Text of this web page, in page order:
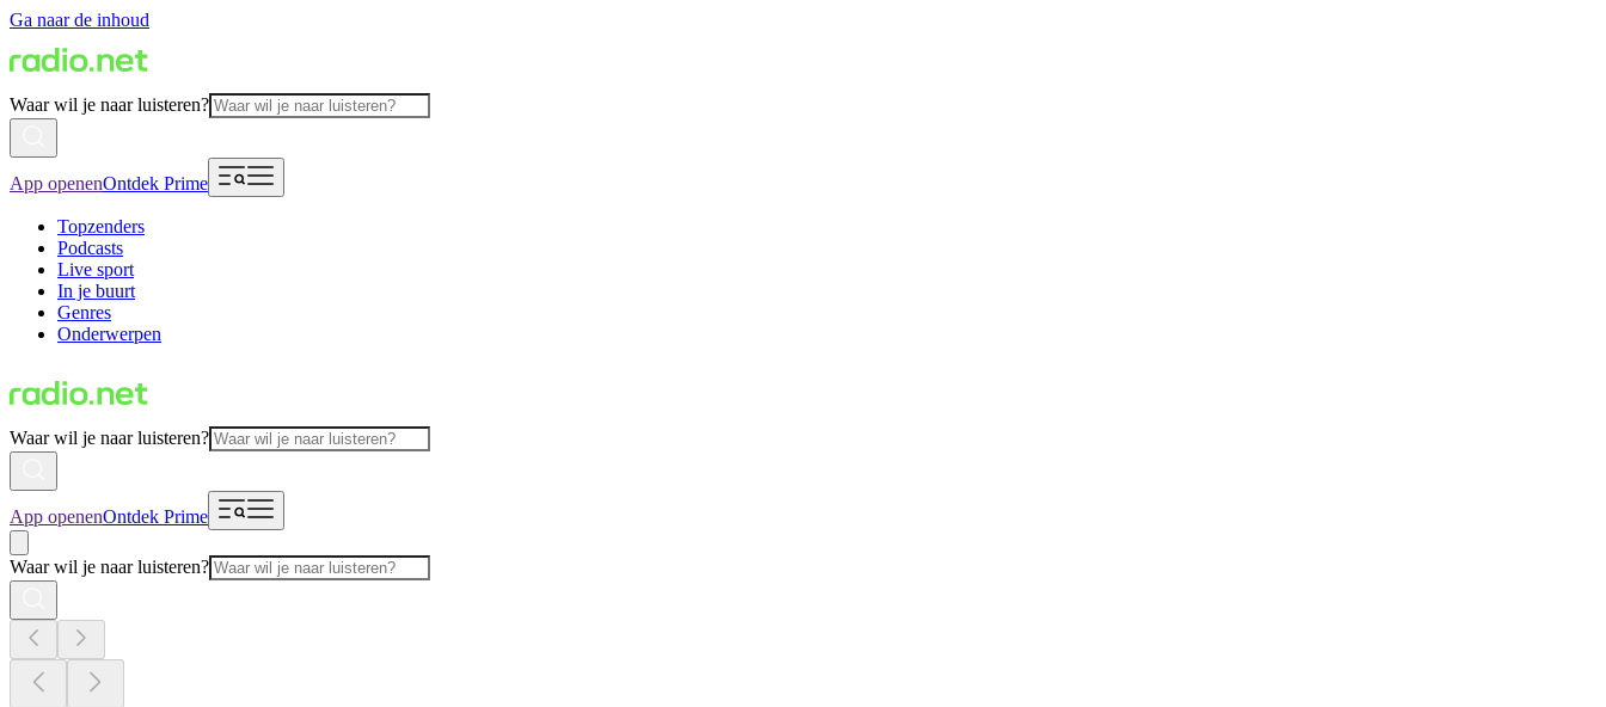
Ga naar de inhoud
Waar wil je naar luisteren?
App openenOntdek Prime
Topzenders
Podcasts
Live sport
In je buurt
Genres
Onderwerpen
Waar wil je naar luisteren?
App openenOntdek Prime
Waar wil je naar luisteren?